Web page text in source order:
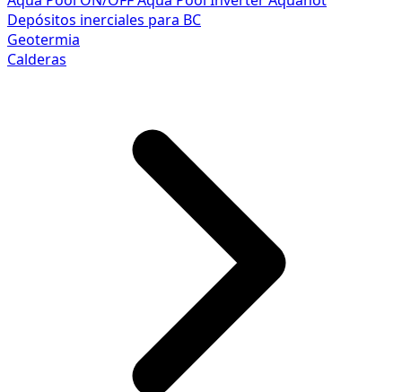
Depósitos inerciales para BC
Geotermia
Calderas